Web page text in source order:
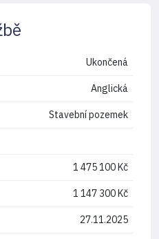
Ukončená
Anglická
Stavební pozemek
1 475 100 Kč
1 147 300 Kč
27.11.2025